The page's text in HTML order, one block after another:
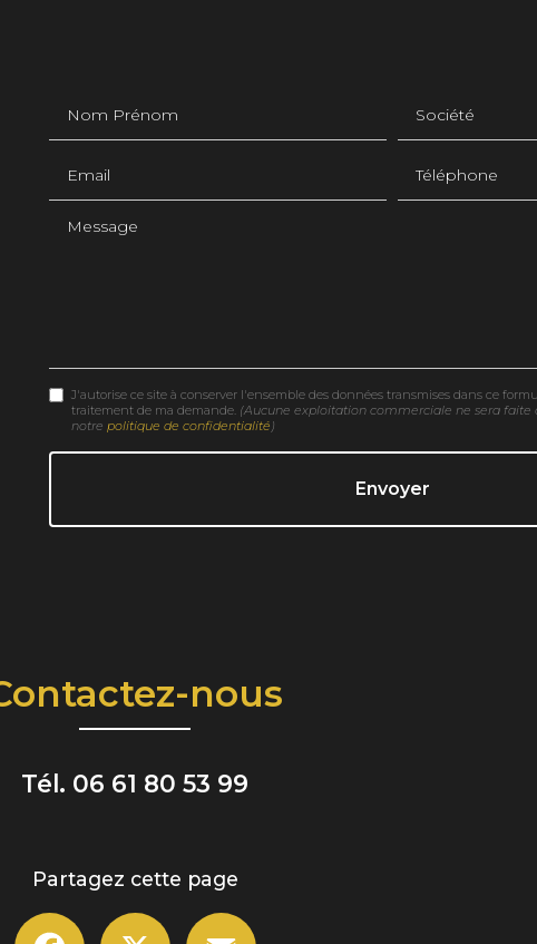
Message
J'autorise ce site à conserver l'ensemble des données transmises dans ce
traitement de ma demande. (Aucune exploitation commerciale ne sera faite
notrepolitique de confidentialité)
nous
Tél. 06 61 80 53 99
Partagez cette page
Facebook